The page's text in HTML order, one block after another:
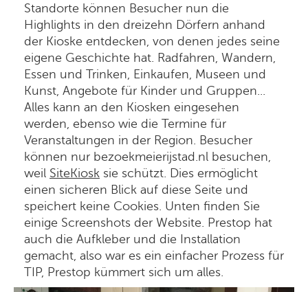
Standorte können Besucher nun die
Highlights in den dreizehn Dörfern anhand
der Kioske entdecken, von denen jedes seine
eigene Geschichte hat. Radfahren, Wandern,
Essen und Trinken, Einkaufen, Museen und
Kunst, Angebote für Kinder und Gruppen...
Alles kann an den Kiosken eingesehen
werden, ebenso wie die Termine für
Veranstaltungen in der Region. Besucher
können nur bezoekmeierijstad.nl besuchen,
weil SiteKiosk sie schützt. Dies ermöglicht
einen sicheren Blick auf diese Seite und
speichert keine Cookies. Unten finden Sie
einige Screenshots der Website. Prestop hat
auch die Aufkleber und die Installation
gemacht, also war es ein einfacher Prozess für
TIP, Prestop kümmert sich um alles.